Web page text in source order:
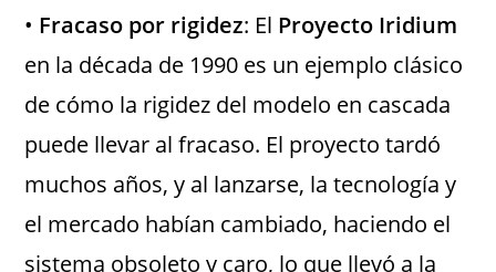
• Fracaso por rigidez: El Proyecto Iridium
en la década de 1990 es un ejemplo clásico
de cómo la rigidez del modelo en cascada
puede llevar al fracaso. El proyecto tardó
muchos años, y al lanzarse, la tecnología y
el mercado habían cambiado, haciendo el
sistema obsoleto y caro, lo que llevó a la